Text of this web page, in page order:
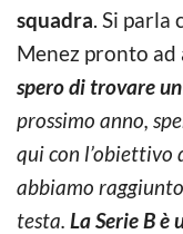
squadra. Si parla
Menez pronto ad
spero di trovare
prossimo anno,
qui con l’obiettivo
abbiamo
testa. La Serie B